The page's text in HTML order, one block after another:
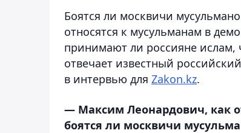
Боятся ли москвичи
относятся к мусульманам в
принимают ли россияне ислам,
отвечает известный
в интервью для Zakon.kz.
— Максим Леонардович, как
боятся ли москвичи